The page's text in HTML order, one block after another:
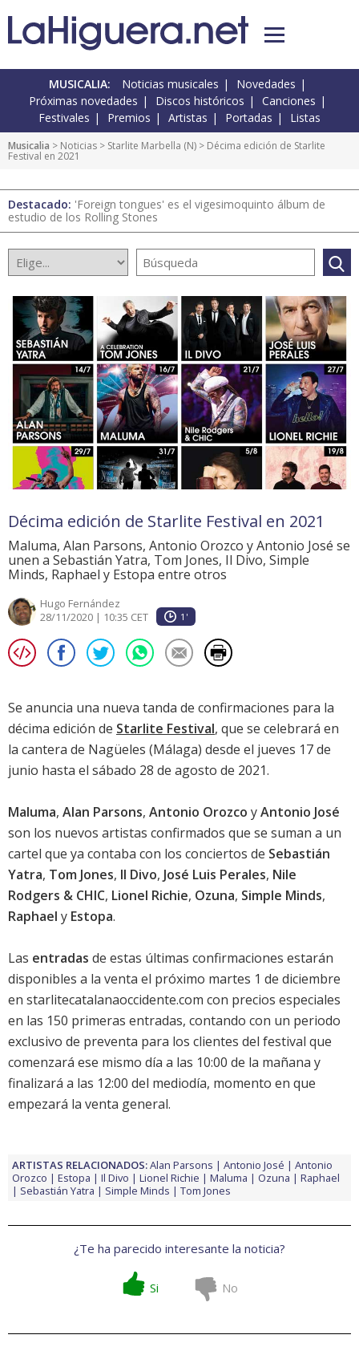
MUSICALIA: Noticias musicales
Novedades
Próximas novedades
Discos históricos
Canciones
Festivales
Premios Artistas Portadas Listas
Musicalia > Noticias > Starlite Marbella (N) > Décima edición de Starlite
Festival en 2021
Destacado: 'Foreign tongues' es el vigesimoquinto álbum de
estudio de los Rolling Stones
Décima edición de Starlite Festival en 2021
Maluma, Alan Parsons, Antonio Orozco y Antonio José se
unen a Sebastián Yatra, Tom Jones, Il Divo, Simple
Minds, Raphael y Estopa entre otros
Hugo Fernández
28/11/2020 | 10:35 CET
1'
Se anuncia una nueva tanda de confirmaciones para la
décima edición de Starlite Festival, que se celebrará en
la cantera de Nagüeles (Málaga) desde el jueves 17 de
junio hasta el sábado 28 de agosto de 2021.
Maluma, Alan Parsons, Antonio Orozco yAntonio José
son los nuevos artistas confirmados que se suman a un
cartel que ya contaba con los conciertos de Sebastián
Yatra, Tom Jones, Il Divo, José Luis Perales, Nile
Rodgers & CHIC, Lionel Richie, Ozuna, Simple Minds,
Raphael y Estopa.
Las entradas de estas últimas confirmaciones estarán
disponibles a la venta el próximo martes 1 de diciembre
en starlitecatalanaoccidente.com con precios especiales
en las 150 primeras entradas, contando con un periodo
exclusivo de preventa para los clientes del festival que
comenzará ese mismo día a las 10:00 de la mañana y
finalizará a las 12:00 del mediodía, momento en que
empezará la venta general.
ARTISTAS RELACIONADOS:Alan Parsons Antonio José
Antonio
Orozco
Estopa Il Divo Lionel Richie Maluma Ozuna
Raphael
Sebastián Yatra
Simple Minds Tom Jones
¿Te ha parecido interesante la noticia?
Si No